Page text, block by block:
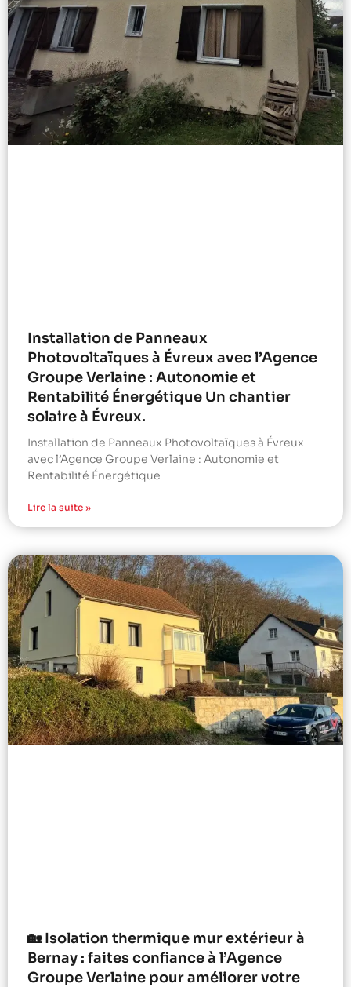
Installation de Panneaux
Photovoltaïques à Évreux avec l’Agence
Groupe Verlaine : Autonomie et
Rentabilité Énergétique Un chantier
solaire à Évreux.
Installation de Panneaux Photovoltaïques à Évreux
avec l’Agence Groupe Verlaine : Autonomie et
Rentabilité Énergétique
Lire la suite »
🏡 Isolation thermique mur extérieur à
Bernay : faites confiance à l’Agence
Groupe Verlaine pour améliorer votre